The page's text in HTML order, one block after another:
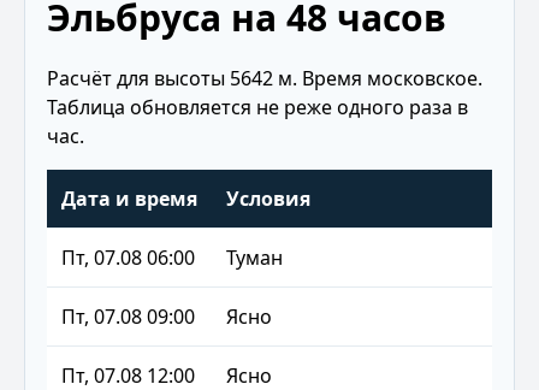
Эльбруса на 48 часов
Расчёт для высоты 5642 м. Время московское.
Таблица обновляется не реже одного раза в
час.
Дата и время Условия
Пт, 07.08 06:00 Туман
Пт, 07.08 09:00 Ясно
Пт, 07.08 12:00 Ясно